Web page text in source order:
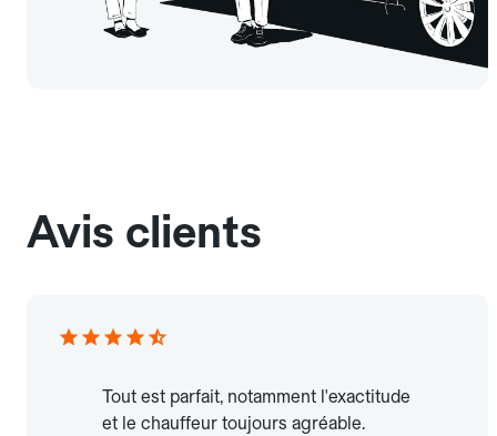
Avis clients
Tout est parfait, notamment l'exactitude
et le chauffeur toujours agréable.